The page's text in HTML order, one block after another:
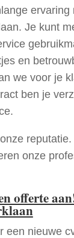
ervaring
Je kunt
en
we voor je
ben je
onze
offerte
een nieuwe